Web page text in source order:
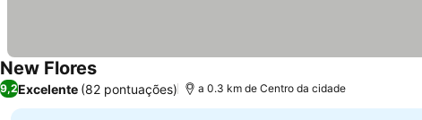
New Flores
9,2Excelente (82 pontuações) a 0.3 km de Centro da cidade